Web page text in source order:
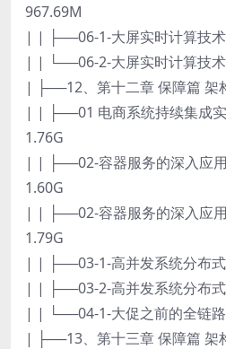
967.69M
| | ├──06-1-大屏实时计算技
| | └──06-2-大屏实时计算技
| ├──12、第十二章 保障篇 架
| | ├──01 电商系统持续集成
1.76G
| | ├──02-容器服务的深入应
1.60G
| | ├──02-容器服务的深入应
1.79G
| | ├──03-1-高并发系统分布
| | ├──03-2-高并发系统分布
| | └──04-1-大促之前的全链
| ├──13、第十三章 保障篇 架